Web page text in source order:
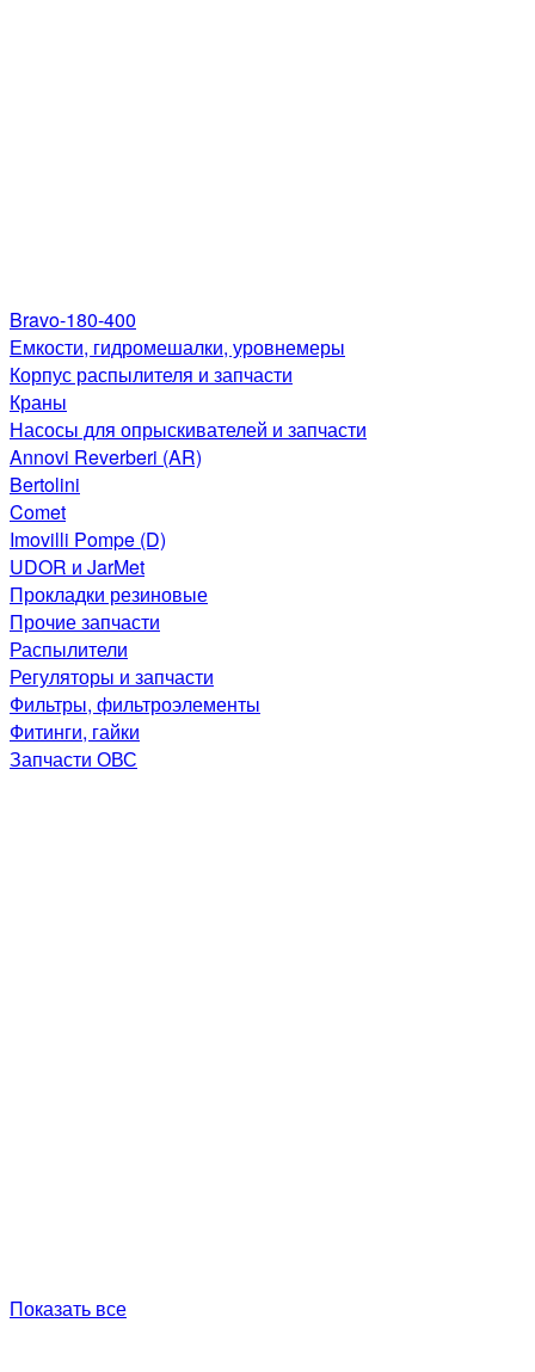
Bravo-180-400
Емкости, гидромешалки, уровнемеры
Корпус распылителя и запчасти
Краны
Насосы для опрыскивателей и запчасти
Annovi Reverberi (AR)
Bertolini
Comet
Imovilli Pompe (D)
UDOR и JarMet
Прокладки резиновые
Прочие запчасти
Распылители
Регуляторы и запчасти
Фильтры, фильтроэлементы
Фитинги, гайки
Запчасти ОВС
Показать все